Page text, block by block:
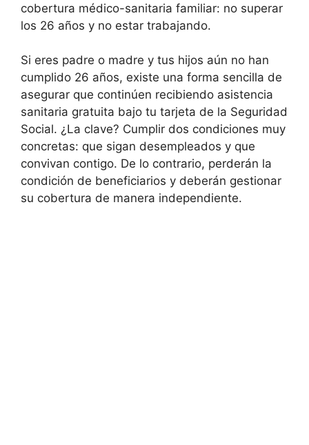
cobertura médico-sanitaria familiar: no superar
los 26 años y no estar trabajando.
Si eres padre o madre y tus hijos aún no han
cumplido 26 años, existe una forma sencilla de
asegurar que continúen recibiendo asistencia
sanitaria gratuita bajo tu tarjeta de la Seguridad
Social. ¿La clave? Cumplir dos condiciones muy
concretas: que sigan desempleados y que
convivan contigo. De lo contrario, perderán la
condición de beneficiarios y deberán gestionar
su cobertura de manera independiente.